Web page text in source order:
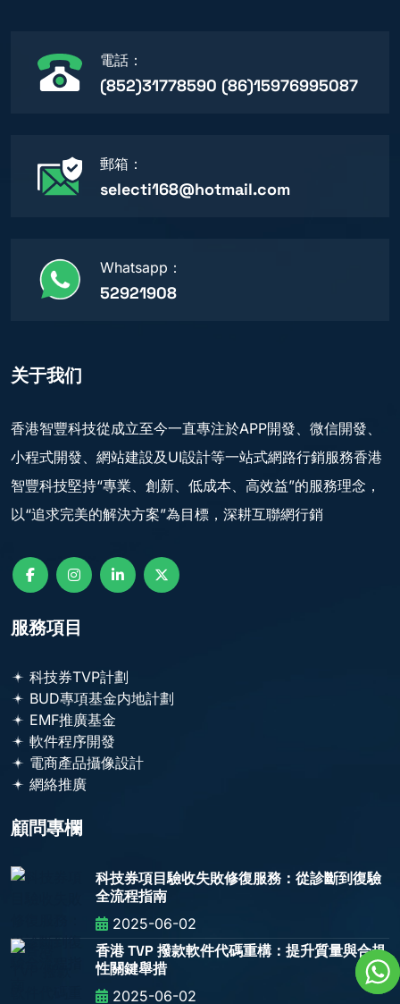
電話：
(852)31778590 (86)15976995087
郵箱：
selecti168@hotmail.com
Whatsapp：
52921908
关于我们
香港智豐科技從成立至今一直專注於APP開發、微信開發、
小程式開發、網站建設及UI設計等一站式網路行銷服務香港
智豐科技堅持“專業、創新、低成本、高效益”的服務理念，
以“追求完美的解決方案”為目標，深耕互聯網行銷
服務項目
科技券TVP計劃
BUD專項基金内地計劃
EMF推廣基金
軟件程序開發
電商產品攝像設計
網絡推廣
顧問專欄
科技券項目驗收失敗修復服務：從診斷到復驗
全流程指南
2025-06-02
香港 TVP 撥款軟件代碼重構：提升質量與合規
性關鍵舉措
2025-06-02